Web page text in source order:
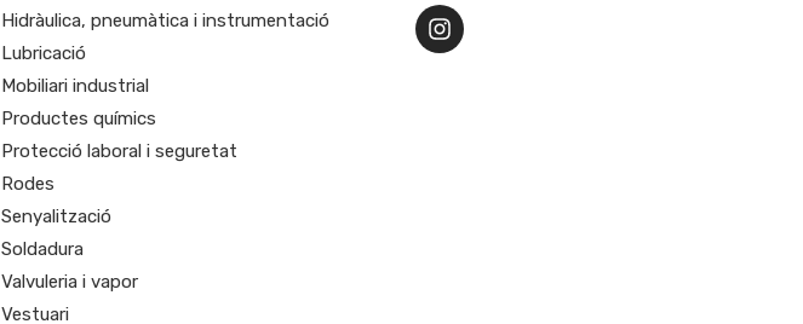
Hidràulica, pneumàtica i instrumentació
Lubricació
Mobiliari industrial
Productes químics
Protecció laboral i seguretat
Rodes
Senyalització
Soldadura
Valvuleria i vapor
Vestuari